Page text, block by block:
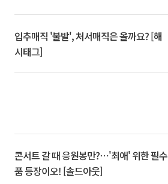
입추매직 '불발', 처서매직은 올까요? [해
시태그]
콘서트 갈 때 응원봉만?⋯'최애' 위한 필수
품 등장이오! [솔드아웃]